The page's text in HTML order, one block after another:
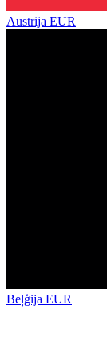
Austrija EUR
Beļģija EUR